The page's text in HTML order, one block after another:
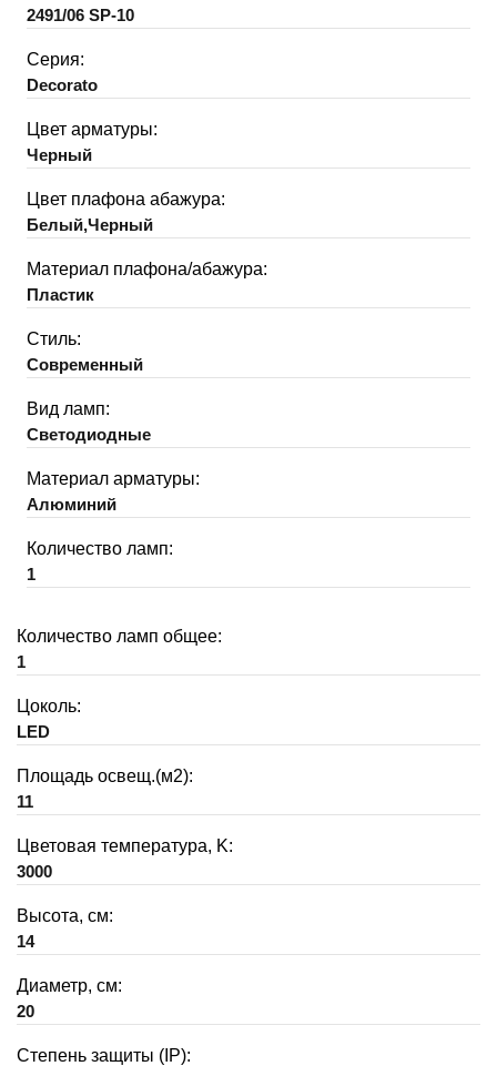
2491/06 SP-10
Серия:
Decorato
Цвет арматуры:
Черный
Цвет плафона абажура:
Белый,Черный
Материал плафона/абажура:
Пластик
Стиль:
Современный
Вид ламп:
Светодиодные
Материал арматуры:
Алюминий
Количество ламп:
1
Количество ламп общее:
1
Цоколь:
LED
Площадь освещ.(м2):
11
Цветовая температура, K:
3000
Высота, см:
14
Диаметр, см:
20
Степень защиты (IP):